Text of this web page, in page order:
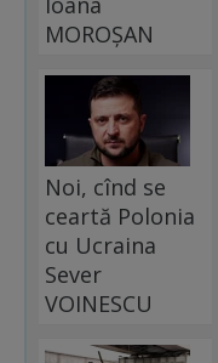
MOROȘAN
Noi, cînd se
ceartă Polonia
cu Ucraina
Sever
VOINESCU